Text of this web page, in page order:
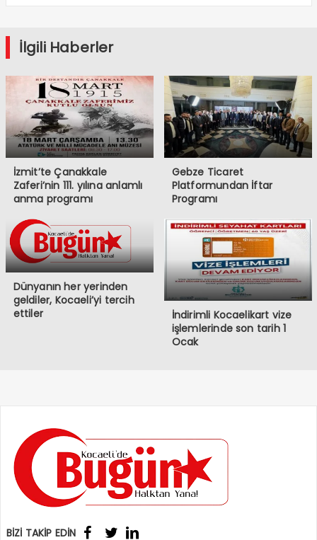
İlgili Haberler
İzmit’te Çanakkale
Zaferi’nin 111. yılına anlamlı
anma programı
Gebze Ticaret
Platformundan İftar
Programı
Dünyanın her yerinden
geldiler, Kocaeli’yi tercih
ettiler
İndirimli Kocaelikart vize
işlemlerinde son tarih 1
Ocak
BİZİ TAKİP EDİN